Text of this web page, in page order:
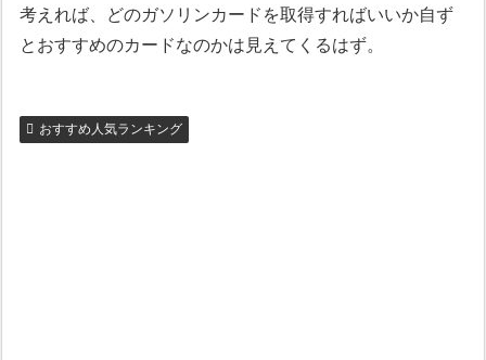
考えれば、どのガソリンカードを取得すればいいか自ず
とおすすめのカードなのかは見えてくるはず。
おすすめ人気ランキング